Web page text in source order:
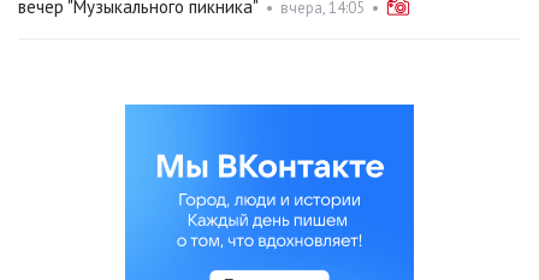
вечер "Музыкального пикника" • вчера, 14:05 •